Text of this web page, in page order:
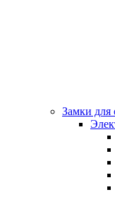
Замки для